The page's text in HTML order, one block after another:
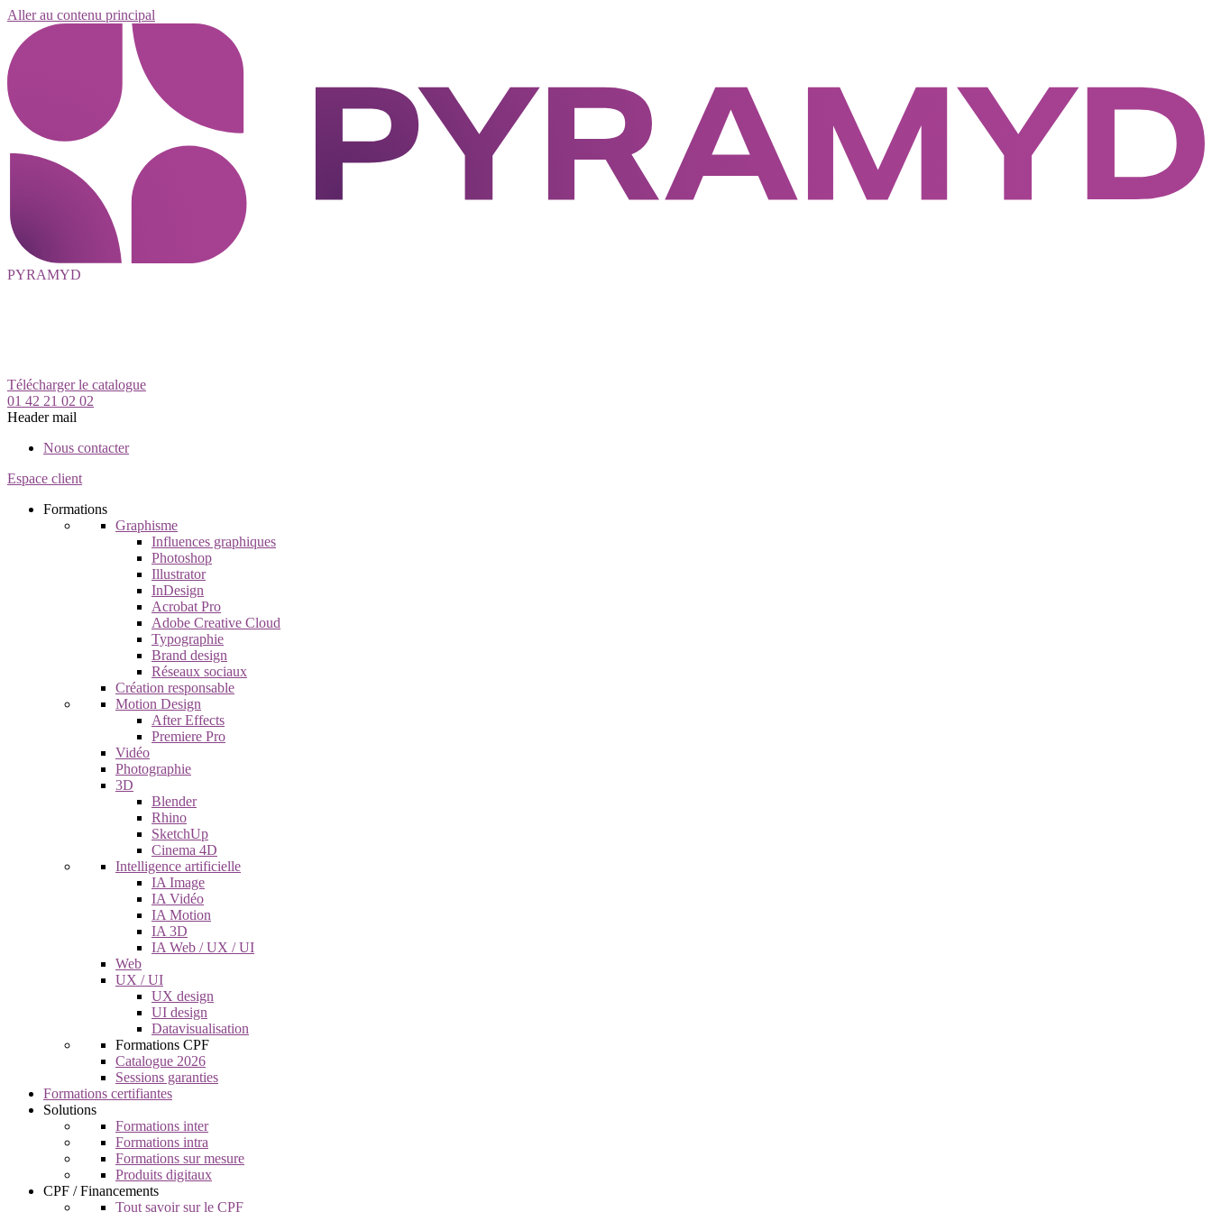
Aller au contenu principal
PYRAMYD
Télécharger le catalogue
01 42 21 02 02
Header mail
Nous contacter
Espace client
Formations
Graphisme
Influences graphiques
Photoshop
Illustrator
InDesign
Acrobat Pro
Adobe Creative Cloud
Typographie
Brand design
Réseaux sociaux
Création responsable
Motion Design
After Effects
Premiere Pro
Vidéo
Photographie
3D
Blender
Rhino
SketchUp
Cinema 4D
Intelligence artificielle
IA Image
IA Vidéo
IA Motion
IA 3D
IA Web / UX / UI
Web
UX / UI
UX design
UI design
Datavisualisation
Formations CPF
Catalogue 2026
Sessions garanties
Formations certifiantes
Solutions
Formations inter
Formations intra
Formations sur mesure
Produits digitaux
CPF / Financements
Tout savoir sur le CPF